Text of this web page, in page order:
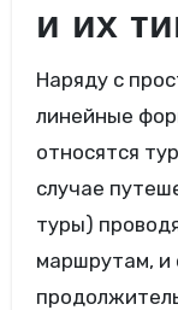
и их
Наряду с
линейные
относятся
случае
туры)
маршрутам,